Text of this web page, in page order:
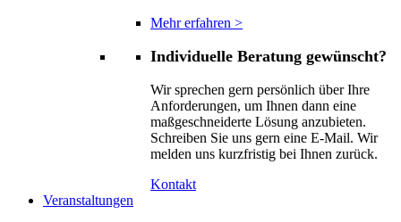
Mehr erfahren >
Individuelle Beratung gewünscht?
Wir sprechen gern persönlich über Ihre
Anforderungen, um Ihnen dann eine
maßgeschneiderte Lösung anzubieten.
Schreiben Sie uns gern eine E-Mail. Wir
melden uns kurzfristig bei Ihnen zurück.
Kontakt
Veranstaltungen